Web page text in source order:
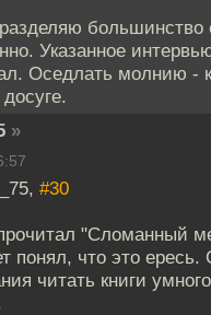
большинство
Указанное
Оседлать молнию -
»
#30
"Сломанный
понял, что это ересь.
читать книги